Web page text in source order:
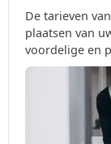
De tarieven
plaatsen van
voordelige en